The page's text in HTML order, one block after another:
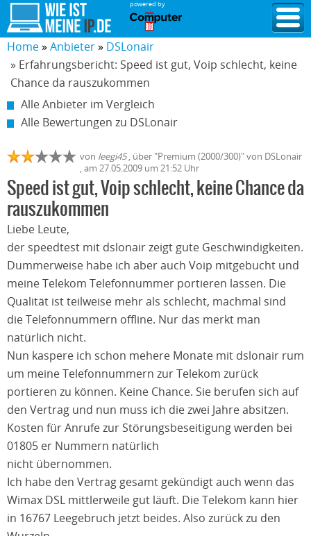
powered by
Home Anbieter
DSLonair
» Erfahrungsbericht: Speed ist gut, Voip schlecht, keine
Chance da rauszukommen
Alle Anbieter im Vergleich
Alle Bewertungen zu DSLonair
von leegi45, über "Premium (2000/300)" von DSLonair
, am 27.05.2009 um 21:52 Uhr
Speed ist gut, Voip schlecht, keine Chance da
rauszukommen
Liebe Leute,
der speedtest mit dslonair zeigt gute Geschwindigkeiten.
Dummerweise habe ich aber auch Voip mitgebucht und
meine Telekom Telefonnummer portieren lassen. Die
Qualität ist teilweise mehr als schlecht, machmal sind
die Telefonnummern offline. Nur das merkt man
natürlich nicht.
Nun kaspere ich schon mehere Monate mit dslonair rum
um meine Telefonnummern zur Telekom zurück
portieren zu können. Keine Chance. Sie berufen sich auf
den Vertrag und nun muss ich die zwei Jahre absitzen.
Kosten für Anrufe zur Störungsbeseitigung werden bei
01805 er Nummern natürlich
nicht übernommen.
Ich habe den Vertrag gesamt gekündigt auch wenn das
Wimax DSL mittlerweile gut läuft. Die Telekom kann hier
in 16767 Leegebruch jetzt beides. Also zurück zu den